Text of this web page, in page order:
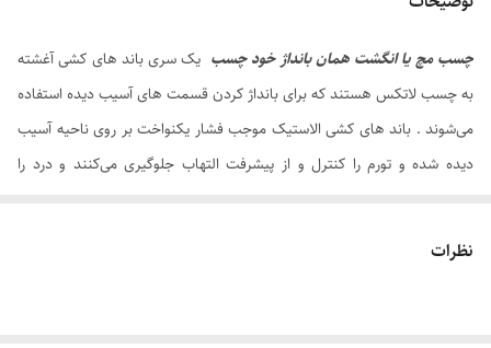
چسب مچ یا انگشت همان بانداژ خود چسب یک سری باند های کشی آغشته
به چسب لاتکس هستند که برای بانداژ کردن قسمت های آسیب دیده استفاده
می‌شوند . باند های کشی الاستیک موجب فشار یکنواخت بر روی ناحیه آسیب
دیده شده و تورم را کنترل و از پیشرفت التهاب جلوگیری می‌کنند و درد را
ورم زانو و در درمان بیماریهای وریدی مانند واریس کاربرد دارند . از این باند ها
نظرات